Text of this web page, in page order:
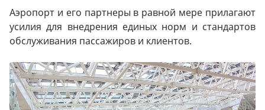
Аэропорт и его партнеры в равной мере прилагают
усилия для внедрения единых норм и стандартов
обслуживания пассажиров и клиентов.